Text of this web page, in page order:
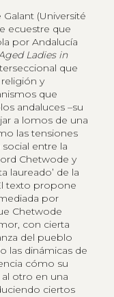
(Université
ecuestre que
por Andalucía
Ladies in
que
y
que
andaluces –su
a lomos de una
las tensiones
entre la
Chetwode y
laureado’ de la
texto propone
por
Chetwode
con cierta
del pueblo
las dinámicas de
cómo su
otro en una
ciertos